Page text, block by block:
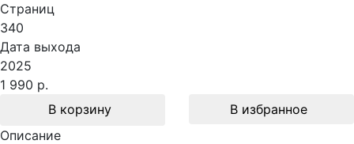
Страниц
340
Дата выхода
2025
1 990 р.
В корзину
В избранное
Описание